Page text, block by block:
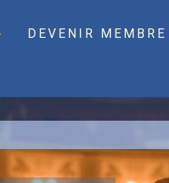
DEVENIR MEMBRE